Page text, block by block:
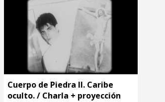
Cuerpo de Piedra II. Caribe
oculto. / Charla + proyección